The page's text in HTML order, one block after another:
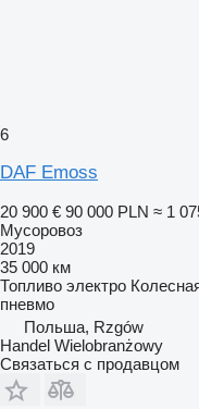
6
DAF Emoss
20 900 € 90 000 PLN ≈ 1
Мусоровоз
2019
35 000 км
Топливо электро
пневмо
Польша, Rzgów
Handel Wielobranżowy
Связаться с продавцом